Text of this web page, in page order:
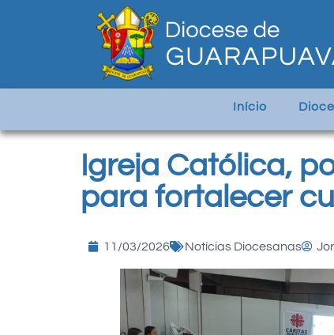
Início
Igreja Católica,
para fortalecer
11/03/2026 Notícias Diocesanas